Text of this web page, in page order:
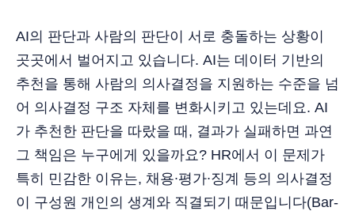
AI의 판단과 사람의 판단이 서로 충돌하는 상황이
곳곳에서 벌어지고 있습니다. AI는 데이터 기반의
추천을 통해 사람의 의사결정을 지원하는 수준을 넘
어 의사결정 구조 자체를 변화시키고 있는데요. AI
가 추천한 판단을 따랐을 때, 결과가 실패하면 과연
그 책임은 누구에게 있을까요? HR에서 이 문제가
특히 민감한 이유는, 채용∙평가∙징계 등의 의사결정
이 구성원 개인의 생계와 직결되기 때문입니다(Bar-